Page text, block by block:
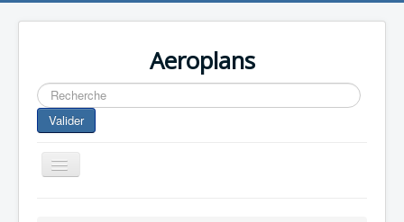
Aeroplans
Rechercher
Valider
Toggle
Navigation